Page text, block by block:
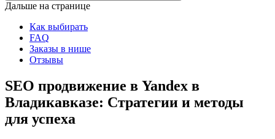
Дальше на странице
Как выбирать
FAQ
Заказы в нише
Отзывы
SEO продвижение в Yandex в
Владикавказе: Стратегии и методы
для успеха